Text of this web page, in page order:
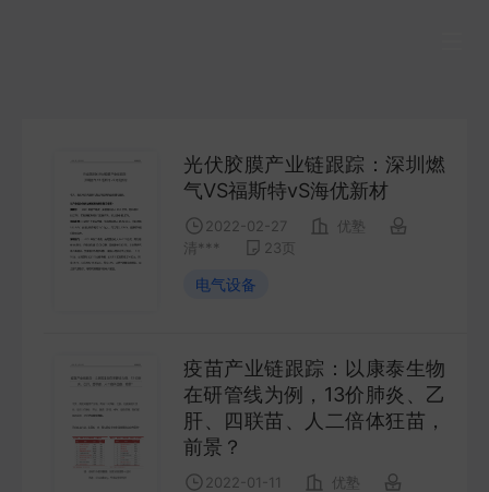
公司研究
COMPANY
宏观策略
会议纪要
MINUTES
光伏胶膜产业链跟踪：深圳燃
气VS福斯特vS海优新材
2022-02-27
优塾
清***
23 页
电气设备
疫苗产业链跟踪：以康泰生物
在研管线为例，13价肺炎、乙
肝、四联苗、人二倍体狂苗，
前景？
2022-01-11
优塾